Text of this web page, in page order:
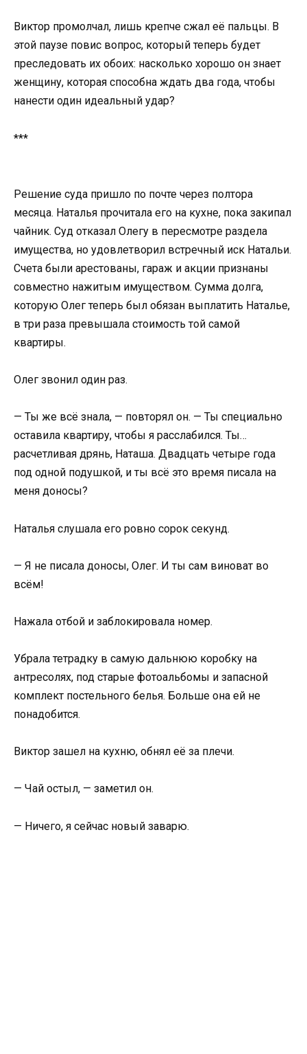
Виктор промолчал, лишь крепче сжал её пальцы. В
этой паузе повис вопрос, который теперь будет
преследовать их обоих: насколько хорошо он знает
женщину, которая способна ждать два года, чтобы
нанести один идеальный удар?
***
Решение суда пришло по почте через полтора
месяца. Наталья прочитала его на кухне, пока закипал
чайник. Суд отказал Олегу в пересмотре раздела
имущества, но удовлетворил встречный иск Натальи.
Счета были арестованы, гараж и акции признаны
совместно нажитым имуществом. Сумма долга,
которую Олег теперь был обязан выплатить Наталье,
в три раза превышала стоимость той самой
квартиры.
Олег звонил один раз.
— Ты же всё знала, — повторял он. — Ты специально
оставила квартиру, чтобы я расслабился. Ты…
расчетливая дрянь, Наташа. Двадцать четыре года
под одной подушкой, и ты всё это время писала на
меня доносы?
Наталья слушала его ровно сорок секунд.
— Я не писала доносы, Олег. И ты сам виноват во
всём!
Нажала отбой и заблокировала номер.
Убрала тетрадку в самую дальнюю коробку на
антресолях, под старые фотоальбомы и запасной
комплект постельного белья. Больше она ей не
понадобится.
Виктор зашел на кухню, обнял её за плечи.
— Чай остыл, — заметил он.
— Ничего, я сейчас новый заварю.